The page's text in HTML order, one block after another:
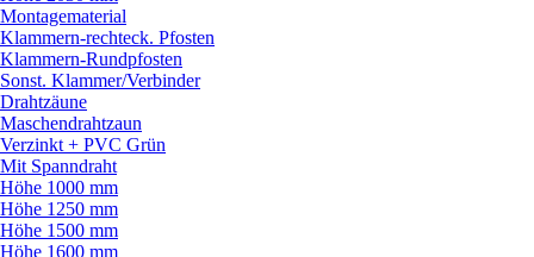
Montagematerial
Klammern-rechteck. Pfosten
Klammern-Rundpfosten
Sonst. Klammer/Verbinder
Drahtzäune
Maschendrahtzaun
Verzinkt + PVC Grün
Mit Spanndraht
Höhe 1000 mm
Höhe 1250 mm
Höhe 1500 mm
Höhe 1600 mm